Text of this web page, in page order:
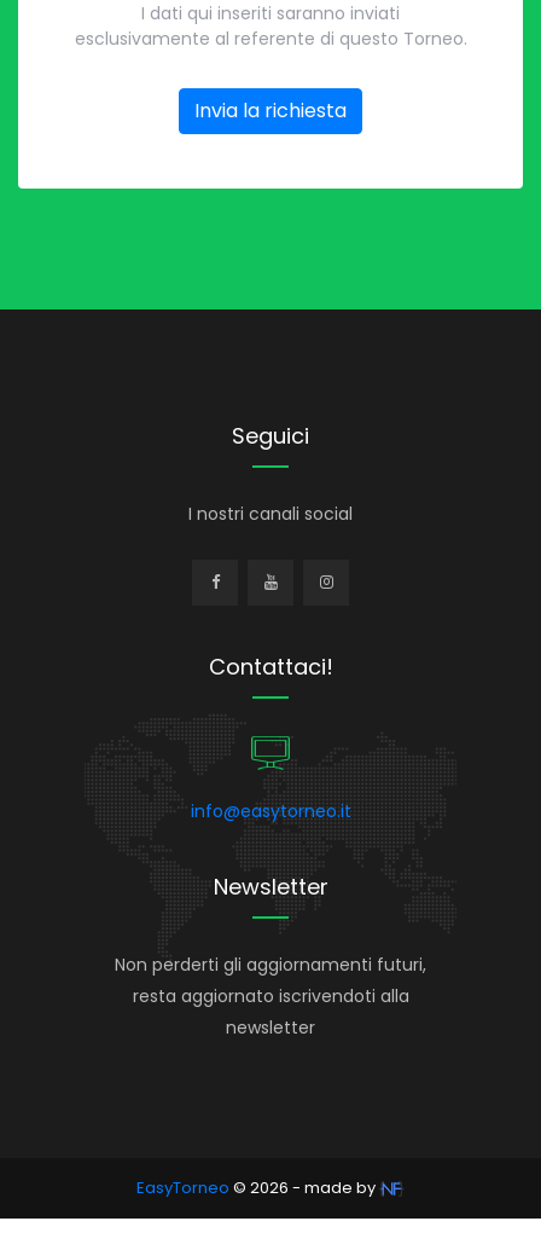
I dati qui inseriti saranno inviati
esclusivamente al referente di questo Torneo.
Invia la richiesta
Seguici
I nostri canali social
Contattaci!
info@easytorneo.it
Newsletter
Non perderti gli aggiornamenti futuri,
resta aggiornato iscrivendoti alla
newsletter
EasyTorneo © 2026 - made by